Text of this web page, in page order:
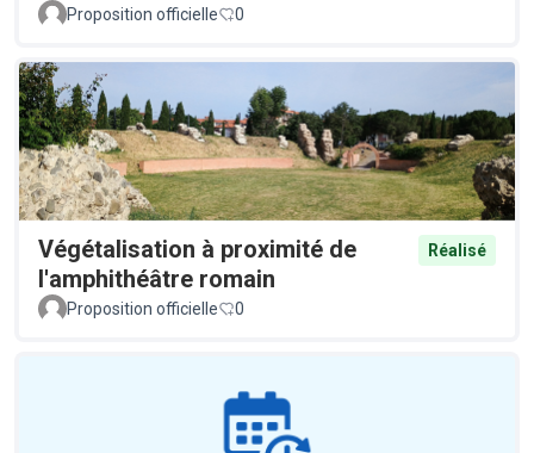
Proposition officielle 0
Végétalisation à proximité de
l'amphithéâtre romain
Réalisé
Proposition officielle 0